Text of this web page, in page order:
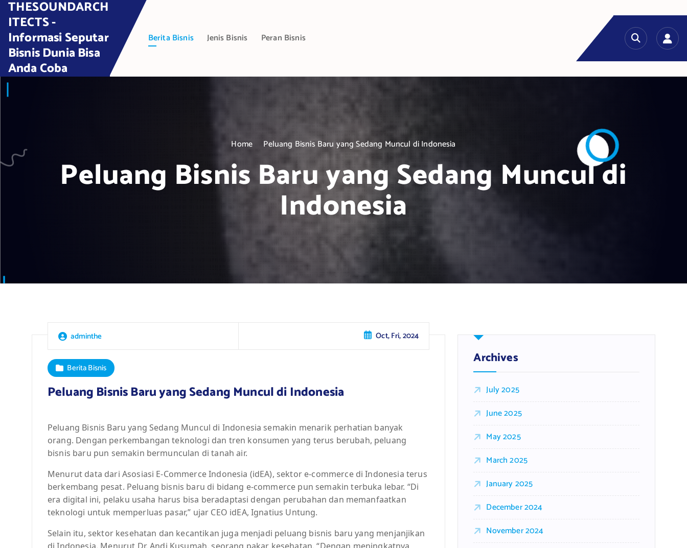
t
THESOUNDARCH
ITECTS -
Informasi Seputar
Bisnis Dunia Bisa
Anda Coba
Berita Bisnis Jenis Bisnis Peran Bisnis
Home Peluang Bisnis Baru yang Sedang Muncul di Indonesia
Peluang Bisnis Baru yang Sedang Muncul di
Indonesia
adminthe Oct, Fri, 2024
Berita Bisnis
Peluang Bisnis Baru yang Sedang Muncul di Indonesia
Peluang Bisnis Baru yang Sedang Muncul di Indonesia semakin menarik perhatian banyak
orang. Dengan perkembangan teknologi dan tren konsumen yang terus berubah, peluang
bisnis baru pun semakin bermunculan di tanah air.
Menurut data dari Asosiasi E-Commerce Indonesia (idEA), sektor e-commerce di Indonesia terus
berkembang pesat. Peluang bisnis baru di bidang e-commerce pun semakin terbuka lebar. “Di
era digital ini, pelaku usaha harus bisa beradaptasi dengan perubahan dan memanfaatkan
teknologi untuk memperluas pasar,” ujar CEO idEA, Ignatius Untung.
Selain itu, sektor kesehatan dan kecantikan juga menjadi peluang bisnis baru yang menjanjikan
Archives
July 2025
June 2025
May 2025
March 2025
January 2025
December 2024
November 2024